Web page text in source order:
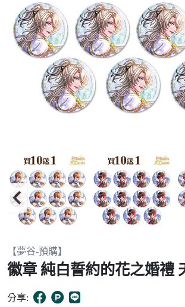
Item
2
of
5
【夢谷-預購】
徽章 純白誓約的花之婚禮
分享: